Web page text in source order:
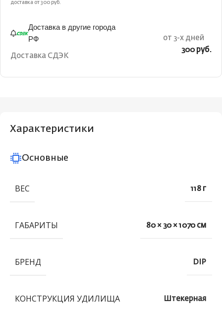
доставка от 300 руб.
Доставка в другие города
РФ
Доставка СДЭК
от 3-х дней
300 руб.
Характеристики
Основные
ВЕС 118 г
ГАБАРИТЫ 80 × 30 × 1070 см
БРЕНД DIP
КОНСТРУКЦИЯ УДИЛИЩА Штекерная